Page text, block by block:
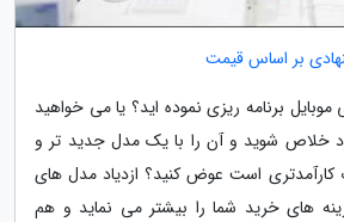
بر اساس قیمت
برنامه ریزی نموده اید؟ یا می خواهید
خلاص شوید و آن را با یک مدل جدید تر و
کارآمدتری است عوض کنید؟ ازدیاد مدل های
های خرید شما را بیشتر می نماید و هم